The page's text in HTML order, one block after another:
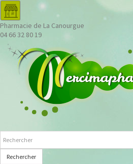
Pharmacie de La Canourgue
04 66 32 80 19
Rechercher